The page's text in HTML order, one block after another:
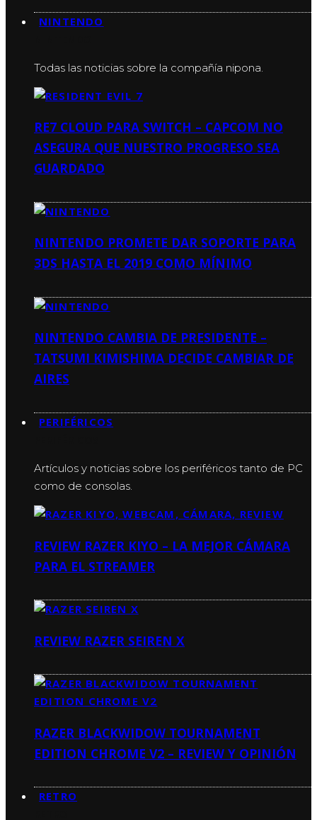
NINTENDO
Todas las noticias sobre la compañía nipona.
RE7 CLOUD PARA SWITCH – CAPCOM NO
ASEGURA QUE NUESTRO PROGRESO SEA
GUARDADO
NINTENDO PROMETE DAR SOPORTE PARA
3DS HASTA EL 2019 COMO MÍNIMO
NINTENDO CAMBIA DE PRESIDENTE –
TATSUMI KIMISHIMA DECIDE CAMBIAR DE
AIRES
PERIFÉRICOS
Artículos y noticias sobre los periféricos tanto de PC
como de consolas.
REVIEW RAZER KIYO – LA MEJOR CÁMARA
PARA EL STREAMER
REVIEW RAZER SEIREN X
RAZER BLACKWIDOW TOURNAMENT
EDITION CHROME V2 – REVIEW Y OPINIÓN
RETRO